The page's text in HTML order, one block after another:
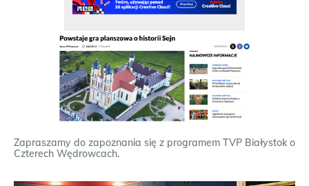
Zapraszamy do zapoznania się z programem TVP Białystok o
Czterech Wędrowcach.